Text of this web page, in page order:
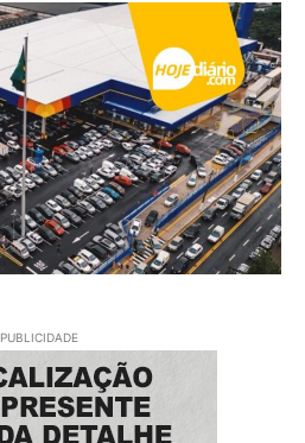
PUBLICIDADE